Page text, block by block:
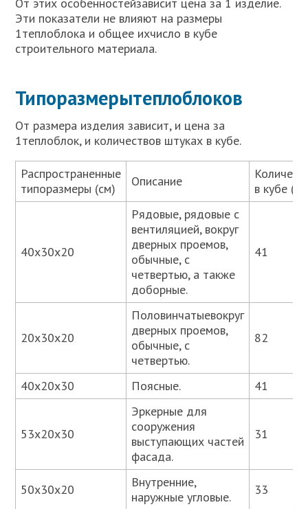
От этих особенностейзависит цена за 1 изделие.
Эти показатели не влияют на размеры
1теплоблока и общее ихчисло в кубе
строительного материала.
Типоразмерытеплоблоков
От размера изделия зависит, и цена за
1теплоблок, и количествов штуках в кубе.
Распространенные
типоразмеры (см)
Описание
в кубе
40х30х20
Рядовые, рядовые с
вентиляцией, вокруг
дверных проемов,
обычные, с
четвертью, а также
доборные.
41
20х30х20
Половинчатыевокруг
дверных проемов,
обычные, с
четвертью.
82
40х20х30 Поясные. 41
53х20х30
Эркерные для
сооружения
выступающих частей
фасада.
31
50х30х20
Внутренние,
наружные угловые.
33